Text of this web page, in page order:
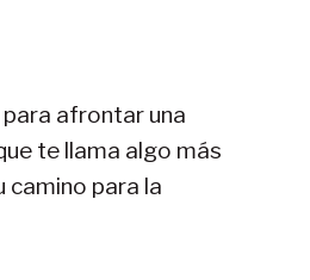
afrontar una
te llama algo más
camino para la